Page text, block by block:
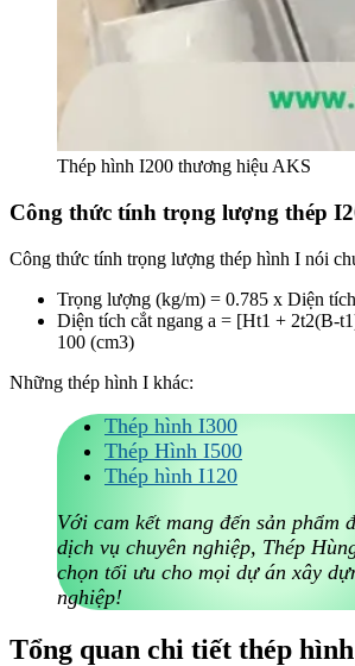
Thép hình I200 thương hiệu AKS
Công thức tính trọng lượng thép
Công thức tính trọng lượng thép hình I nói
Trọng lượng (kg/m) = 0.785 x Diện
Diện tích cắt ngang a = [Ht1 + 2t2(B-
100 (cm3)
Những thép hình I khác:
Thép hình I300
Thép Hình I500
Thép hình I120
Với cam kết mang đến sản phẩm
dịch vụ chuyên nghiệp, Thép
chọn tối ưu cho mọi dự án xây
nghiệp!
Tổng quan chi tiết thép